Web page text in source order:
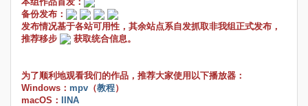
备份发布：
发布情况基于各站可用性，其余站点系自发抓取非我组正式发布，
推荐移步
获取统合信息。
为了顺利地观看我们的作品，推荐大家使用以下播放器：
Windows： mpv （教程）
macOS： IINA